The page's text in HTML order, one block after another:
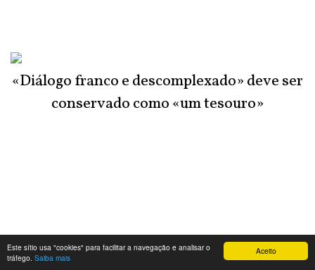
Aceito
Este sítio usa "cookies" para facilitar a navegação e analisar o
tráfego. Saiba mais
«Diálogo franco e descomplexado» deve ser
conservado como «um tesouro»